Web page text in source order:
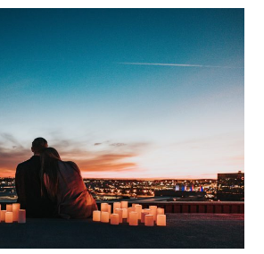
ー: